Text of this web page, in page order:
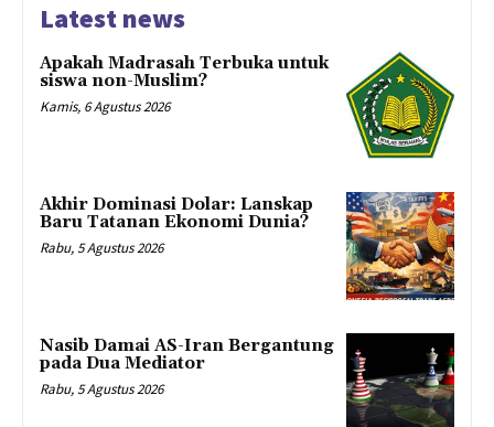
Latest news
Apakah Madrasah Terbuka untuk
siswa non-Muslim?
Kamis, 6 Agustus 2026
Akhir Dominasi Dolar: Lanskap
Baru Tatanan Ekonomi Dunia?
Rabu, 5 Agustus 2026
Nasib Damai AS-Iran Bergantung
pada Dua Mediator
Rabu, 5 Agustus 2026